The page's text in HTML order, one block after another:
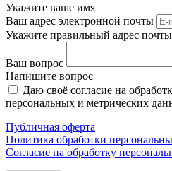
Укажите ваше имя
Ваш адрес электронной почты
Укажите правильный адрес почты
Ваш вопрос
Напишите вопрос
Даю своё согласие на
персональных и метрических
Публичная оферта
Политика обработки
Согласие на обработку